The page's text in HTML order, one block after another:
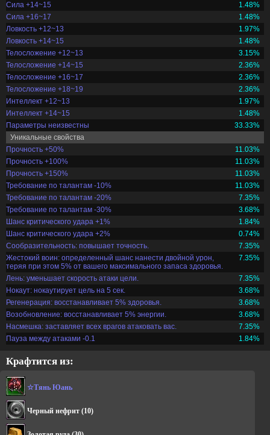
Сила +14~15
1.48%
Сила +16~17
1.48%
Ловкость +12~13
1.97%
Ловкость +14~15
1.48%
Телосложение +12~13
3.15%
Телосложение +14~15
2.36%
Телосложение +16~17
2.36%
Телосложение +18~19
2.36%
Интеллект +12~13
1.97%
Интеллект +14~15
1.48%
Параметры неизвестны
33.33%
Уникальные свойства
Прочность +50%
11.03%
Прочность +100%
11.03%
Прочность +150%
11.03%
Требование по талантам -10%
11.03%
Требование по талантам -20%
7.35%
Требование по талантам -30%
3.68%
Шанс критического удара +1%
1.84%
Шанс критического удара +2%
0.74%
Сообразительность: повышает точность.
7.35%
Жестокий воин: определенный шанс нанести двойной урон,
теряя при этом 5% от вашего максимального запаса здоровья.
7.35%
Лень: уменьшает скорость атаки цели.
7.35%
Нокаут: нокаутирует цель на 5 сек.
3.68%
Регенерация: восстанавливает 5% здоровья.
3.68%
Возобновление: восстанавливает 5% энергии.
3.68%
Насмешка: заставляет всех врагов атаковать вас.
7.35%
Пауза между атаками -0.1
1.84%
Крафтится из:
☆Тянь Юань
Черный нефрит (10)